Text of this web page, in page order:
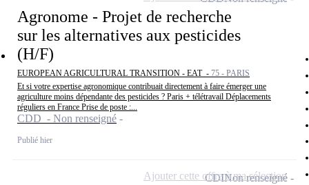
Agronome - Projet de recherche
sur les alternatives aux pesticides
(H/F)
EUROPEAN AGRICULTURAL TRANSITION - EAT - 75 - PARIS
Et si votre expertise agronomique contribuait directement à faire émerger une
agriculture moins dépendante des pesticides ? Paris + télétravail Déplacements
réguliers en France Prise de poste :...
CDD - Non renseigné
Publié hier
CDINon renseigné
Ajouter cette offre à ma sélection